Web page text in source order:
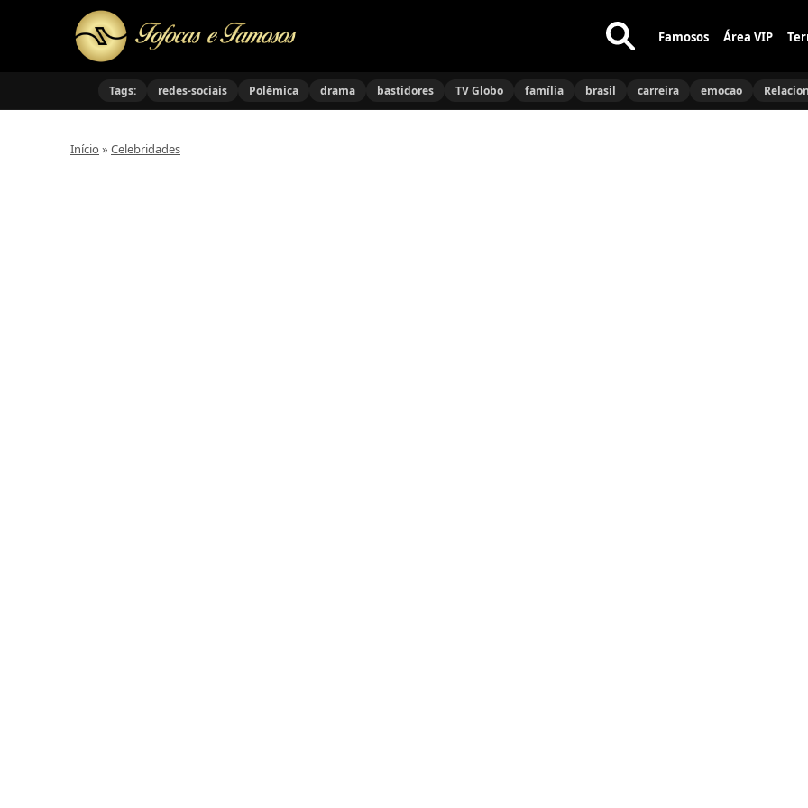
Buscar
no
Famosos Área VIP
Tags: redes-sociais Polêmica drama bastidores TV Globo família brasil carreira emocao
Início » Celebridades